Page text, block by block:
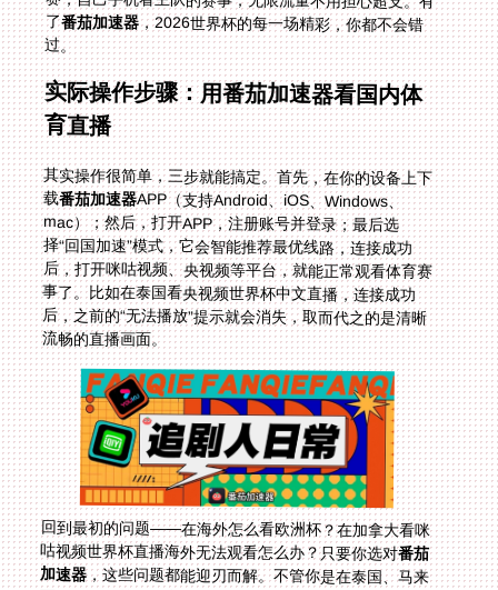
了番茄加速器，2026世界杯的每一场精彩，你都不会错
过。
实际操作步骤：用番茄加速器看国内体
育直播
其实操作很简单，三步就能搞定。首先，在你的设备上下
载番茄加速器APP（支持Android、iOS、Windows、
mac）；然后，打开APP，注册账号并登录；最后选
择“回国加速”模式，它会智能推荐最优线路，连接成功
后，打开咪咕视频、央视频等平台，就能正常观看体育赛
事了。比如在泰国看央视频世界杯中文直播，连接成功
后，之前的“无法播放”提示就会消失，取而代之的是清晰
流畅的直播画面。
回到最初的问题——在海外怎么看欧洲杯？在加拿大看咪
咕视频世界杯直播海外无法观看怎么办？只要你选对番茄
加速器，这些问题都能迎刃而解。不管你是在泰国、马来
西亚，还是其他国家，都能突破地域限制，享受中文解说